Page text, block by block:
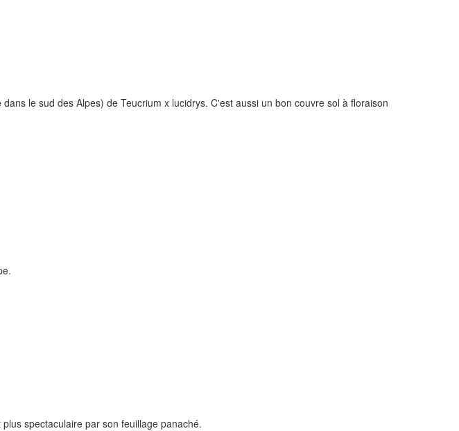
le sud des Alpes) de Teucrium x lucidrys. C'est aussi un bon couvre sol à floraison
spectaculaire par son feuillage panaché.